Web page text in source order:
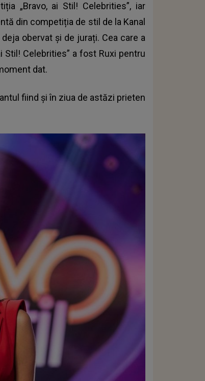
„Bravo, ai Stil! Celebrities”, iar
din competiția de stil de la Kanal
obervat și de jurați. Cea care a
Stil! Celebrities” a fost Ruxi pentru
dat.
fiind și în ziua de astăzi prieten